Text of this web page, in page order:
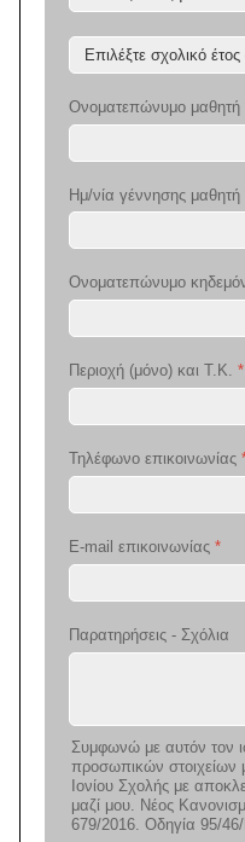
Ονοματεπώνυμο μαθητή
Ημ/νία γέννησης μαθητή
Ονοματεπώνυμο
Περιοχή (μόνο) και Τ.Κ.*
Τηλέφωνο επικοινωνίας
E-mail επικοινωνίας*
Παρατηρήσεις - Σχόλια
Συμφωνώ με αυτόν τον
προσωπικών στοιχείων
Ιονίου Σχολής με
μαζί μου. Νέος
679/2016. Οδηγία 95/